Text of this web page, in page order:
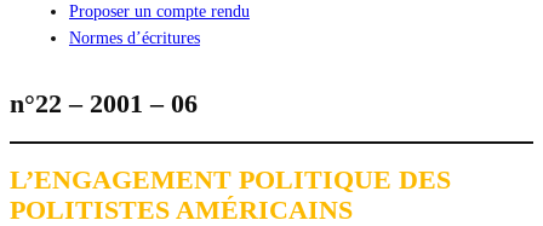
Proposer un compte rendu
Normes d’écritures
n°22 – 2001 – 06
L’ENGAGEMENT POLITIQUE DES
POLITISTES AMÉRICAINS